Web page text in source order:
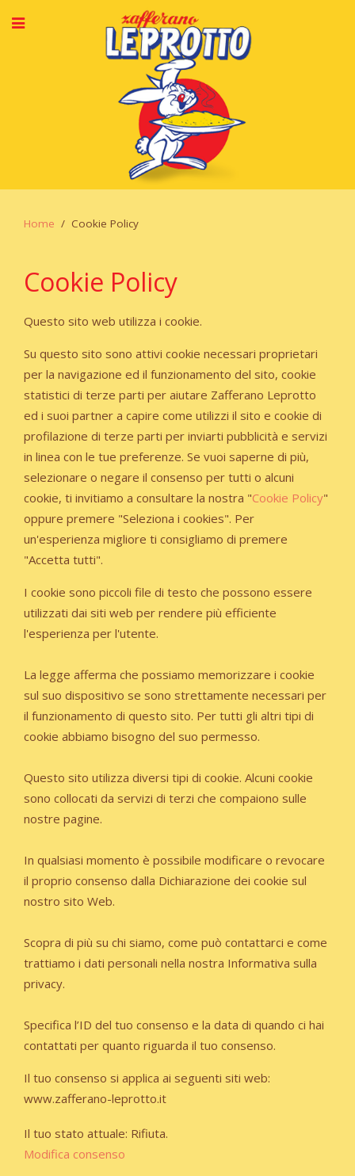
Home Cookie Policy
Cookie Policy
Questo sito web utilizza i cookie.
Su questo sito sono attivi cookie necessari proprietari
per la navigazione ed il funzionamento del sito, cookie
statistici di terze parti per aiutare Zafferano Leprotto
ed i suoi partner a capire come utilizzi il sito e cookie di
profilazione di terze parti per inviarti pubblicità e servizi
in linea con le tue preferenze. Se vuoi saperne di più,
selezionare o negare il consenso per tutti o alcuni
cookie, ti invitiamo a consultare la nostra "Cookie Policy"
oppure premere "Seleziona i cookies". Per
un'esperienza migliore ti consigliamo di premere
"Accetta tutti".
I cookie sono piccoli file di testo che possono essere
utilizzati dai siti web per rendere più efficiente
l'esperienza per l'utente.
La legge afferma che possiamo memorizzare i cookie
sul suo dispositivo se sono strettamente necessari per
il funzionamento di questo sito. Per tutti gli altri tipi di
cookie abbiamo bisogno del suo permesso.
Questo sito utilizza diversi tipi di cookie. Alcuni cookie
sono collocati da servizi di terzi che compaiono sulle
nostre pagine.
In qualsiasi momento è possibile modificare o revocare
il proprio consenso dalla Dichiarazione dei cookie sul
nostro sito Web.
Scopra di più su chi siamo, come può contattarci e come
trattiamo i dati personali nella nostra Informativa sulla
privacy.
Specifica l’ID del tuo consenso e la data di quando ci hai
contattati per quanto riguarda il tuo consenso.
Il tuo consenso si applica ai seguenti siti web:
www.zafferano-leprotto.it
Il tuo stato attuale: Rifiuta.
Modifica consenso